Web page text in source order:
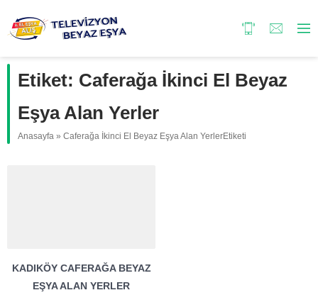
Etiket: Caferağa İkinci El Beyaz
Eşya Alan Yerler
Anasayfa » Caferağa İkinci El Beyaz Eşya Alan YerlerEtiketi
KADIKÖY CAFERAĞA BEYAZ
EŞYA ALAN YERLER